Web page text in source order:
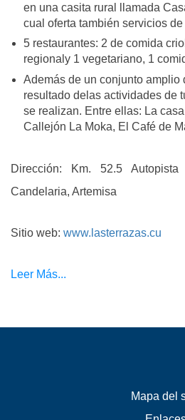
en una casita rural llamada
cual oferta también servicios de
5 restaurantes: 2 de comida
regionaly 1 vegetariano, 1
Además de un conjunto amplio
resultado delas actividades de
se realizan. Entre ellas: La
Callejón La Moka, El Café de
Dirección: Km. 52.5
Candelaria, Artemisa
Sitio web: www.lasterrazas.cu
Leer Más...
Mapa del